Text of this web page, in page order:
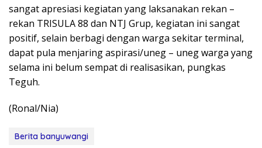
sangat apresiasi kegiatan yang laksanakan rekan –
rekan TRISULA 88 dan NTJ Grup, kegiatan ini sangat
positif, selain berbagi dengan warga sekitar terminal,
dapat pula menjaring aspirasi/uneg – uneg warga yang
selama ini belum sempat di realisasikan, pungkas
Teguh.
(Ronal/Nia)
Berita banyuwangi